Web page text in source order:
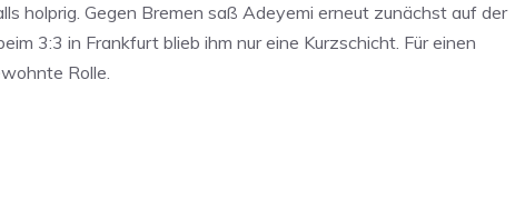
holprig. Gegen Bremen saß Adeyemi erneut zunächst auf der
3:3 in Frankfurt blieb ihm nur eine Kurzschicht. Für einen
Rolle.